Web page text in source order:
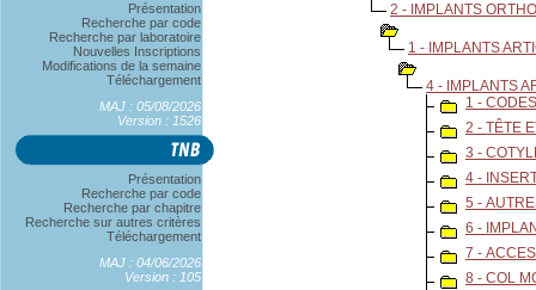
Présentation
Recherche par code
Recherche par laboratoire
Nouvelles Inscriptions
Modifications de la semaine
Téléchargement
MAJ : 05/08/2026
Version : 1526
Présentation
Recherche par code
Recherche par chapitre
Recherche sur autres critères
Téléchargement
MAJ : 04/06/2026
Version : 105
2 - IMPLANTS
1 - IMPLANTS
4 - IMPLANTS
1 -
2 - TÊTE
3 -
4 -
5 -
6 -
7 -
8 - COL